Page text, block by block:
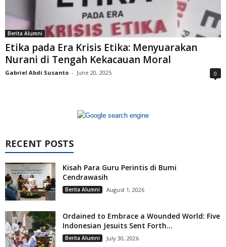
Berita Alumni
Etika pada Era Krisis Etika: Menyuarakan
Nurani di Tengah Kekacauan Moral
Gabriel Abdi Susanto - June 20, 2025 0
RECENT POSTS
Kisah Para Guru Perintis di Bumi
Cendrawasih
Berita Alumni August 1, 2026
Ordained to Embrace a Wounded World: Five
Indonesian Jesuits Sent Forth...
Berita Alumni July 30, 2026